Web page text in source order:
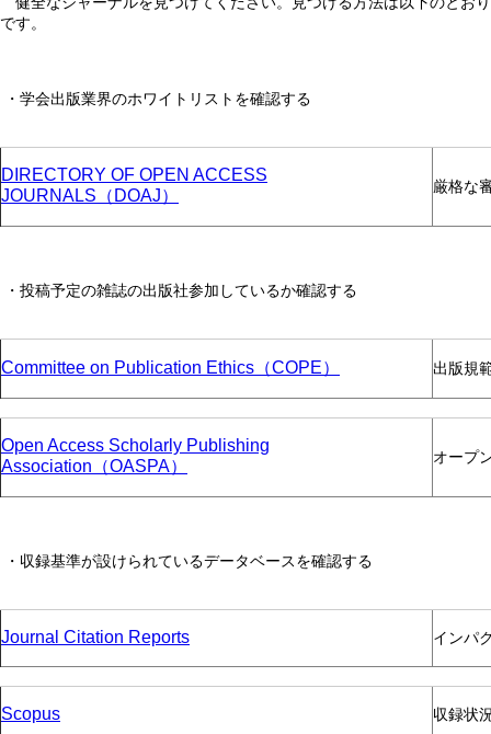
です。
・学会出版業界のホワイトリストを確認する
DIRECTORY OF OPEN ACCESS
JOURNALS（DOAJ）
厳格な
・投稿予定の雑誌の出版社参加しているか確認する
Committee on Publication Ethics（COPE） 出版規
Open Access Scholarly Publishing
Association（OASPA）
オープ
・収録基準が設けられているデータベースを確認する
Journal Citation Reports インパ
Scopus 収録状